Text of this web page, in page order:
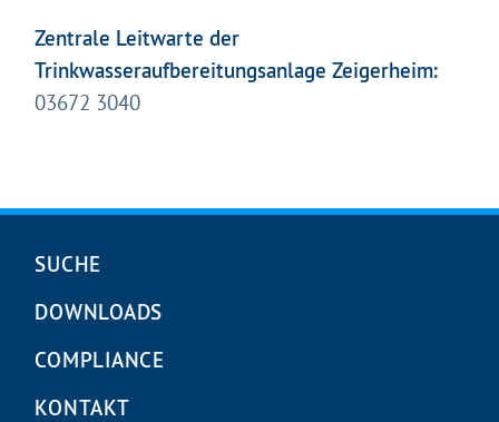
Zentrale Leitwarte der
Trinkwasseraufbereitungsanlage Zeigerheim:
03672 3040
Navigation
SUCHE
DOWNLOADS
COMPLIANCE
KONTAKT
Gleich geht's los!
Mit Ihrer Zustimmung möchten wir moderne Web-
Impressum&Datenschutz